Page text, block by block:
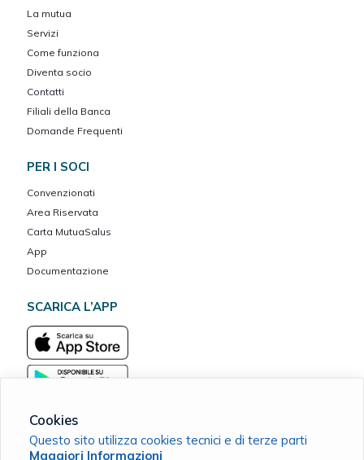
La mutua
Servizi
Come funziona
Diventa socio
Contatti
Filiali della Banca
Domande Frequenti
PER I SOCI
Convenzionati
Area Riservata
Carta MutuaSalus
App
Documentazione
SCARICA L’APP
Cookies
Questo sito utilizza cookies tecnici e di terze parti
Maggiori Informazioni